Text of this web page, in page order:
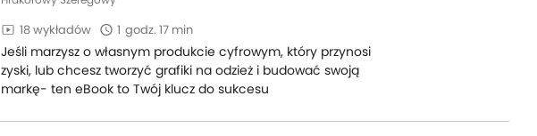
18 wykładów 1 godz. 17 min
Jeśli marzysz o własnym produkcie cyfrowym, który przynosi
zyski, lub chcesz tworzyć grafiki na odzież i budować swoją
markę- ten eBook to Twój klucz do sukcesu